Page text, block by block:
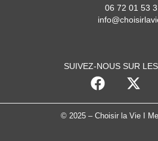
06 72 01 53
SUIVEZ-NOUS SUR
© 2025 – Choisir la Vie I